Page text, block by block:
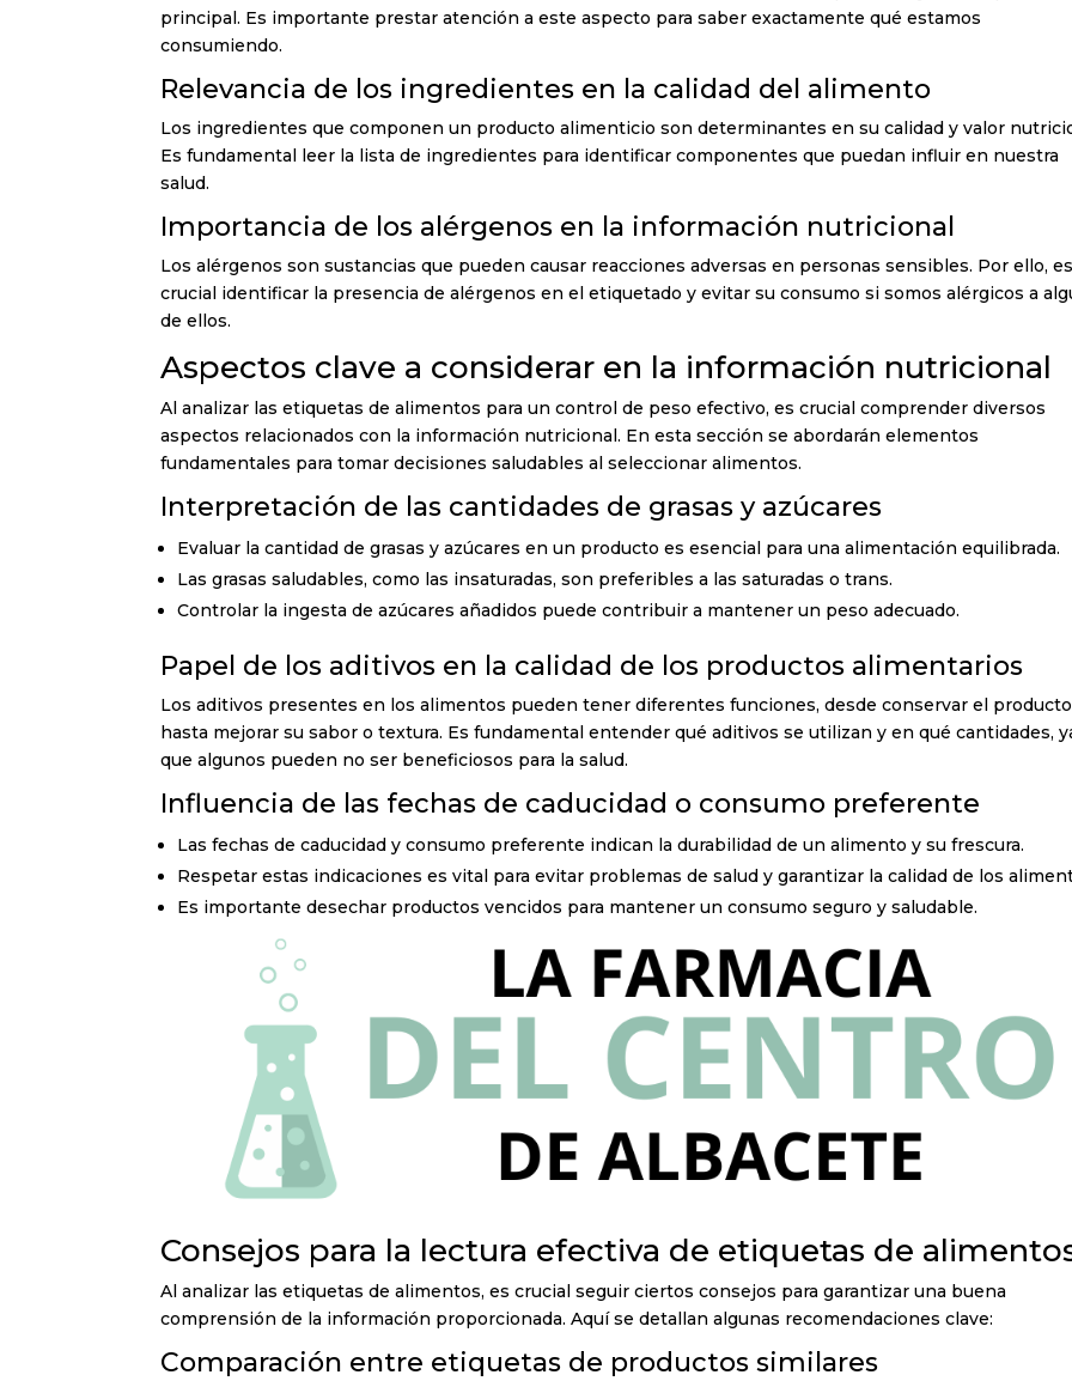
principal. Es importante prestar atención a este aspecto para saber exactamente qué estamos
consumiendo.
Relevancia de los ingredientes en la calidad del alimento
Los ingredientes que componen un producto alimenticio son determinantes en su calidad y valor
Es fundamental leer la lista de ingredientes para identificar componentes que puedan influir en nuestra
salud.
Importancia de los alérgenos en la información nutricional
Los alérgenos son sustancias que pueden causar reacciones adversas en personas sensibles. Por ello, es
crucial identificar la presencia de alérgenos en el etiquetado y evitar su consumo si somos alérgicos a
de ellos.
Aspectos clave a considerar en la información nutricional
Al analizar las etiquetas de alimentos para un control de peso efectivo, es crucial comprender diversos
aspectos relacionados con la información nutricional. En esta sección se abordarán elementos
fundamentales para tomar decisiones saludables al seleccionar alimentos.
Interpretación de las cantidades de grasas y azúcares
Evaluar la cantidad de grasas y azúcares en un producto es esencial para una alimentación equilibrada.
Las grasas saludables, como las insaturadas, son preferibles a las saturadas o trans.
Controlar la ingesta de azúcares añadidos puede contribuir a mantener un peso adecuado.
Papel de los aditivos en la calidad de los productos alimentarios
Los aditivos presentes en los alimentos pueden tener diferentes funciones, desde conservar el producto
hasta mejorar su sabor o textura. Es fundamental entender qué aditivos se utilizan y en qué cantidades,
que algunos pueden no ser beneficiosos para la salud.
Influencia de las fechas de caducidad o consumo preferente
Las fechas de caducidad y consumo preferente indican la durabilidad de un alimento y su frescura.
Respetar estas indicaciones es vital para evitar problemas de salud y garantizar la calidad de los
Es importante desechar productos vencidos para mantener un consumo seguro y saludable.
Consejos para la lectura efectiva de etiquetas de
Al analizar las etiquetas de alimentos, es crucial seguir ciertos consejos para garantizar una buena
comprensión de la información proporcionada. Aquí se detallan algunas recomendaciones clave:
Comparación entre etiquetas de productos similares